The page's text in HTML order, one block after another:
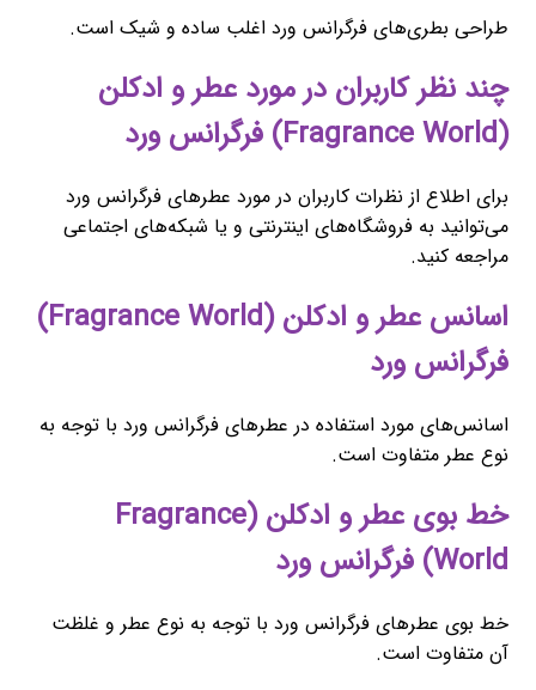
طراحی بطری‌های فرگرانس ورد اغلب ساده و شیک است.
چند نظر کاربران در مورد عطر و ادکلن
(Fragrance World) فرگرانس ورد
برای اطلاع از نظرات کاربران در مورد عطرهای فرگرانس ورد
می‌توانید به فروشگاه‌های اینترنتی و یا شبکه‌های اجتماعی
مراجعه کنید.
اسانس عطر و ادکلن (Fragrance World)
فرگرانس ورد
اسانس‌های مورد استفاده در عطرهای فرگرانس ورد با توجه به
نوع عطر متفاوت است.
خط بوی عطر و ادکلن (Fragrance
World) فرگرانس ورد
خط بوی عطرهای فرگرانس ورد با توجه به نوع عطر و غلظت
آن متفاوت است.